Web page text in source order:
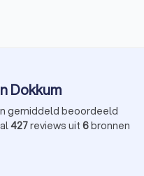
Dokkum
gemiddeld beoordeeld
427reviews uit 6bronnen